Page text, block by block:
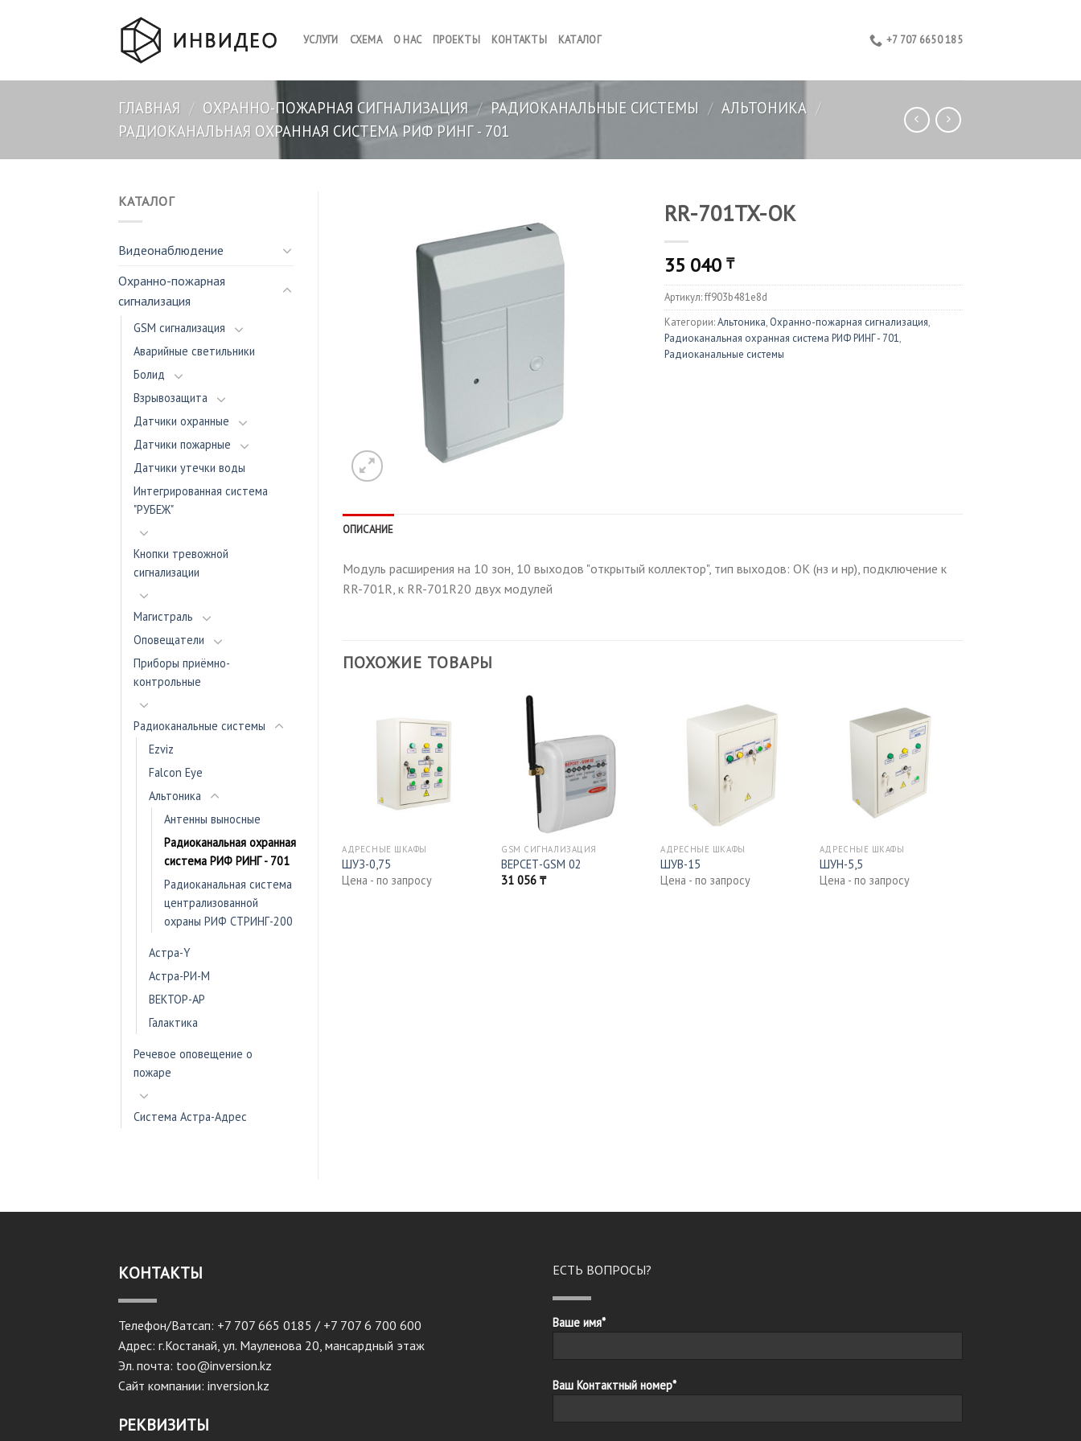
УСЛУГИ СХЕМА О НАС ПРОЕКТЫ КОНТАКТЫ КАТАЛОГ +7 707 6650 185
ГЛАВНАЯ / ОХРАННО-ПОЖАРНАЯ СИГНАЛИЗАЦИЯ / РАДИОКАНАЛЬНЫЕ СИСТЕМЫ / АЛЬТОНИКА /
РАДИОКАНАЛЬНАЯ ОХРАННАЯ СИСТЕМА РИФ РИНГ - 701
КАТАЛОГ
Видеонаблюдение
Охранно-пожарная
сигнализация
GSM сигнализация
Аварийные светильники
Болид
Взрывозащита
Датчики охранные
Датчики пожарные
Датчики утечки воды
Интегрированная система
"РУБЕЖ"
Кнопки тревожной
сигнализации
Магистраль
Оповещатели
Приборы приёмно-
контрольные
Радиоканальные системы
Ezviz
Falcon Eye
Альтоника
Антенны выносные
Радиоканальная охранная
система РИФ РИНГ - 701
Радиоканальная система
централизованной
охраны РИФ СТРИНГ-200
Астра-Y
Астра-РИ-М
ВЕКТОР-АР
Галактика
Речевое оповещение о
пожаре
Система Астра-Адрес
RR-701TX-OK
35 040₸
Артикул:ff903b481e8d
Категории:Альтоника, Охранно-пожарная сигнализация,
Радиоканальная охранная система РИФ РИНГ - 701,
Радиоканальные системы
ОПИСАНИЕ
Модуль расширения на 10 зон, 10 выходов "открытый коллектор", тип выходов: ОК (нз и нр), подключение к
RR-701R, к RR-701R20 двух модулей
ПОХОЖИЕ ТОВАРЫ
АДРЕСНЫЕ ШКАФЫ
ШУЗ-0,75
Цена - по запросу
GSM СИГНАЛИЗАЦИЯ
ВЕРСЕТ-GSM 02
31 056₸
АДРЕСНЫЕ ШКАФЫ
ШУВ-15
Цена - по запросу
АДРЕСНЫЕ ШКАФЫ
ШУН-5,5
Цена - по запросу
АДРЕСНЫЕ ШКАФЫ
ШУЗ-3
Цена - по запросу
КОНТАКТЫ
Телефон/Ватсап: +7 707 665 0185 / +7 707 6 700 600
Адрес: г.Костанай, ул. Мауленова 20, мансардный этаж
Эл. почта: too@inversion.kz
Сайт компании: inversion.kz
РЕКВИЗИТЫ
ЕСТЬ ВОПРОСЫ?
Ваше имя*
Ваш Контактный номер*